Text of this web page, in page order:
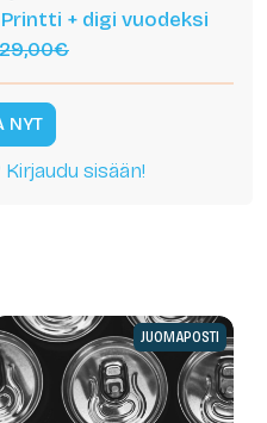
Printti + digi vuodeksi
29,00€
NYT
sisään!
JUOMAPOSTI